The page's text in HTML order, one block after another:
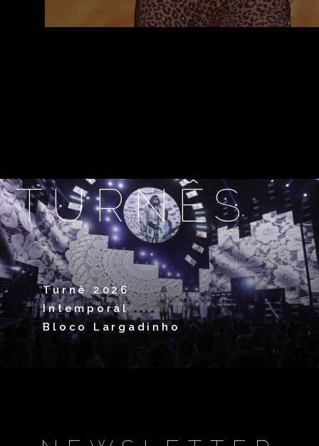
do mundo — Claudia reafirma a grandeza de sua arte
também para além da música ao arrastar multidões e
projetos musicais diversos que exploram sua
essência, a cantora segue reinventando sua arte em
trabalhos recentes comoIntemporal ,Soul D’Ruae
Especiarias. Em cada fase, Claudia Leitte celebra a
riqueza e a diversidade da música brasileira como sua
essência, transformando sua trajetória em um
verdadeiro espetáculo de criatividade, emoção,
alegria, conexão, autenticidade e grandeza artística.
TURNÊS
Turnê 2026
Intemporal
Bloco Largadinho